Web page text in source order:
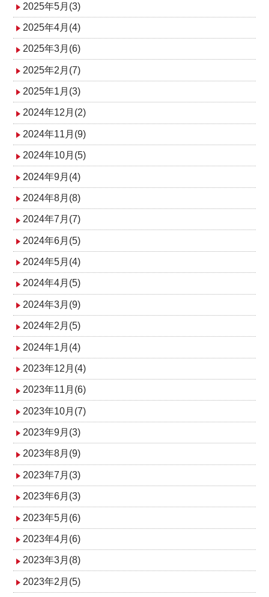
2025年5月(3)
2025年4月(4)
2025年3月(6)
2025年2月(7)
2025年1月(3)
2024年12月(2)
2024年11月(9)
2024年10月(5)
2024年9月(4)
2024年8月(8)
2024年7月(7)
2024年6月(5)
2024年5月(4)
2024年4月(5)
2024年3月(9)
2024年2月(5)
2024年1月(4)
2023年12月(4)
2023年11月(6)
2023年10月(7)
2023年9月(3)
2023年8月(9)
2023年7月(3)
2023年6月(3)
2023年5月(6)
2023年4月(6)
2023年3月(8)
2023年2月(5)